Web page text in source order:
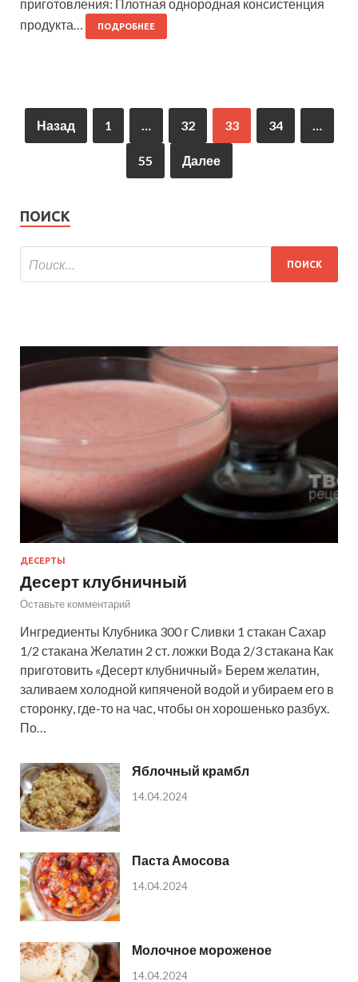
приготовления: Плотная однородная консистенция
продукта…
ПОДРОБНЕЕ
Назад 1 … 32 33 34 …
55 Далее
ПОИСК
ДЕСЕРТЫ
Десерт клубничный
Оставьте комментарий
Ингредиенты Клубника 300 г Сливки 1 стакан Сахар
1/2 стакана Желатин 2 ст. ложки Вода 2/3 стакана Как
приготовить «Десерт клубничный» Берем желатин,
заливаем холодной кипяченой водой и убираем его в
сторонку, где-то на час, чтобы он хорошенько разбух.
По…
Яблочный крамбл
14.04.2024
Паста Амосова
14.04.2024
Молочное мороженое
14.04.2024